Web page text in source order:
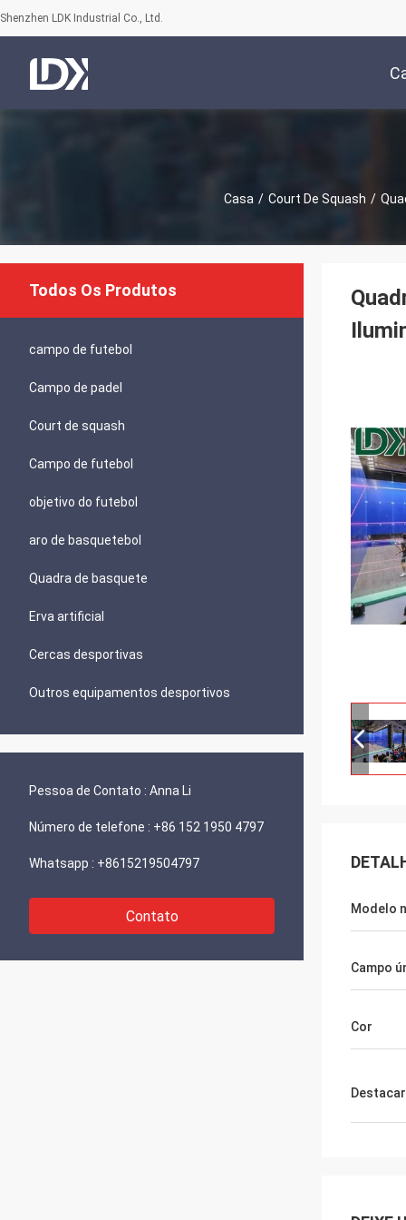
Shenzhen LDK Industrial Co., Ltd.
Casa / Court De Squash /
Todos Os Produtos
campo de futebol
Campo de padel
Court de squash
Campo de futebol
objetivo do futebol
aro de basquetebol
Quadra de basquete
Erva artificial
Cercas desportivas
Outros equipamentos desportivos
Pessoa de Contato : Anna Li
Número de telefone : +86 152 1950 4797
Whatsapp : +8615219504797
Contato Modelo
Campo
Cor
Destacar